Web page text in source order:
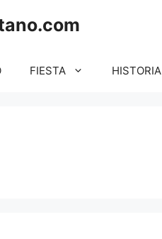
FIESTA HISTORIA